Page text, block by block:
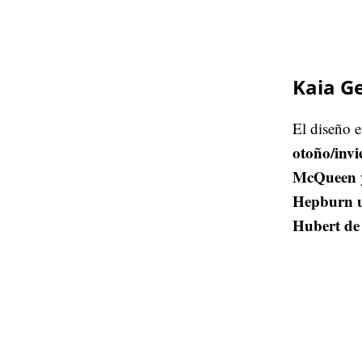
Kaia
El diseño
otoño/
McQueen
Hepburn
Hubert